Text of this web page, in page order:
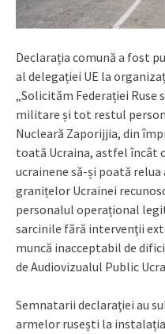
Declarația comună a fost
al delegației UE la
„Solicităm Federației
militare și tot restul
Nucleară Zaporijjia, din
toată Ucraina, astfel
ucrainene să-și poată
granițelor Ucrainei
personalul operațional
sarcinile fără intervenţii
muncă inacceptabil de
de Audiovizualul Public
Semnatarii declaraţiei au
armelor rusești la